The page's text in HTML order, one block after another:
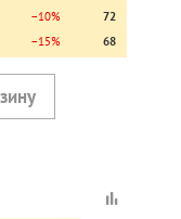
−10%
72
−15% 68